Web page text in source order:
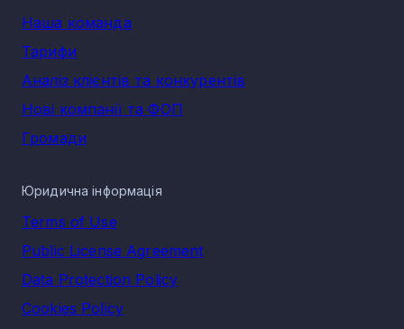
Наша команда
Тарифи
Аналіз клієнтів та конкурентів
Нові компанії та ФОП
Громади
Юридична інформація
Terms of Use
Public License Agreement
Data Protection Policy
Cookies Policy